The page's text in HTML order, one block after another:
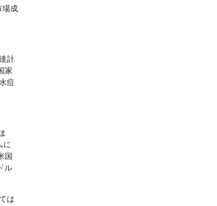
場成
計
家
痘
に
国
ル
は